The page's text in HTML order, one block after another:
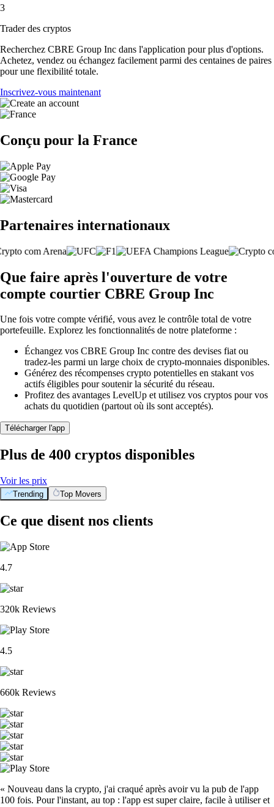
3
Trader des cryptos
Recherchez CBRE Group Inc dans l'application pour plus d'options.
Achetez, vendez ou échangez facilement parmi des centaines de paires
pour une flexibilité totale.
Inscrivez-vous maintenant
Conçu pour la France
Partenaires internationaux
Que faire après l'ouverture de votre
compte courtier CBRE Group Inc
Une fois votre compte vérifié, vous avez le contrôle total de votre
portefeuille. Explorez les fonctionnalités de notre plateforme :
Échangez vos CBRE Group Inc contre des devises fiat ou
tradez-les parmi un large choix de crypto-monnaies disponibles.
Générez des récompenses crypto potentielles en stakant vos
actifs éligibles pour soutenir la sécurité du réseau.
Profitez des avantages LevelUp et utilisez vos cryptos pour vos
achats du quotidien (partout où ils sont acceptés).
Télécharger l'app
Plus de 400 cryptos disponibles
Voir les prix
Trending Top Movers
Ce que disent nos clients
4.7
320k Reviews
4.5
660k Reviews
« Nouveau dans la crypto, j'ai craqué après avoir vu la pub de l'app
100 fois. Pour l'instant, au top : l'app est super claire, facile à utiliser et